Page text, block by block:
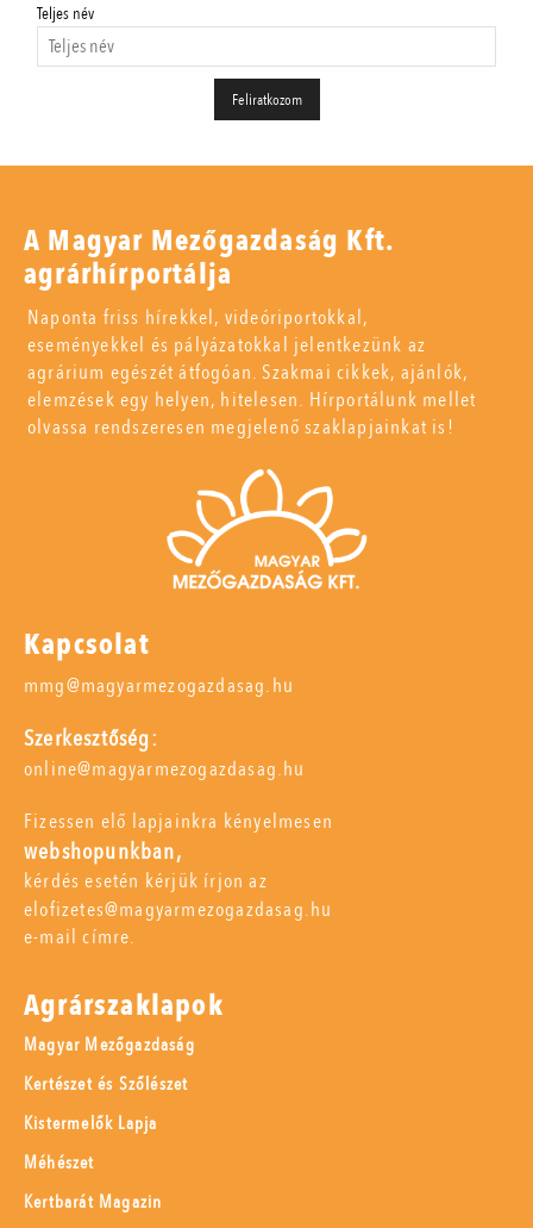
Teljes név
A Magyar Mezőgazdaság Kft.
agrárhírportálja
Naponta friss hírekkel, videóriportokkal,
eseményekkel és pályázatokkal jelentkezünk az
agrárium egészét átfogóan. Szakmai cikkek, ajánlók,
elemzések egy helyen, hitelesen. Hírportálunk mellet
olvassa rendszeresen megjelenő szaklapjainkat is!
Kapcsolat
mmg@magyarmezogazdasag.hu
Szerkesztőség:
online@magyarmezogazdasag.hu
Fizessen elő lapjainkra kényelmesen
webshopunkban,
kérdés esetén kérjük írjon az
elofizetes@magyarmezogazdasag.hu
e-mail címre.
Agrárszaklapok
Magyar Mezőgazdaság
Kertészet és Szőlészet
Kistermelők Lapja
Méhészet
Kertbarát Magazin